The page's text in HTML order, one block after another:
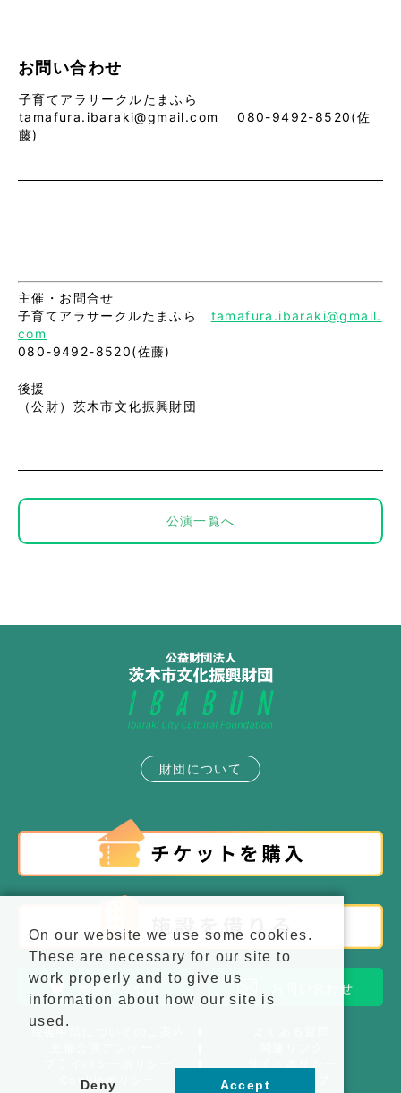
お問い合わせ
子育てアラサークルたまふら
tamafura.ibaraki@gmail.com 080-9492-8520(佐
藤)
主催・お問合せ
子育てアラサークルたまふら tamafura.ibaraki@gmail.
com
080-9492-8520(佐藤)
後援
（公財）茨木市文化振興財団
公演一覧へ
財団について
施設アクセス お問い合わせ
Cookieポリシー
サイトマップ
On our website we use some cookies.
These are necessary for our site to
work properly and to give us
information about how our site is
used.
Deny Accept